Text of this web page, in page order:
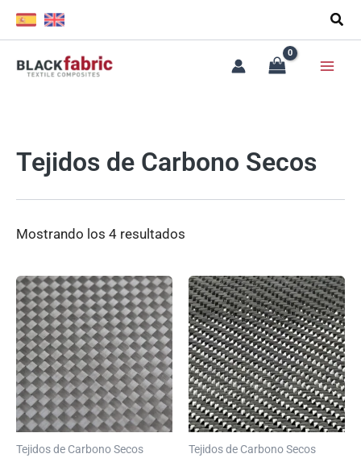
contenido
Tejidos de Carbono Secos
Mostrando los 4 resultados
Tejidos de Carbono Secos
Este
producto
tiene
múltiples
variantes.
Las
opciones
se
pueden
elegir
Tejidos de Carbono Secos
se